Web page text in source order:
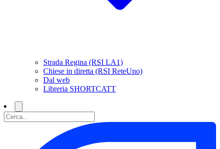
Strada Regina (RSI LA1)
Chiese in diretta (RSI ReteUno)
Dal web
Libreria SHORTCATT